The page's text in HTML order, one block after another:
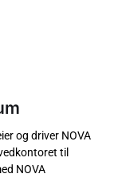
og driver NOVA
til
NOVA